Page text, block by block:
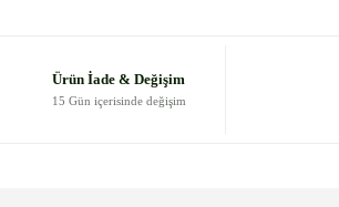
Ürün İade & Değişim
15 Gün içerisinde değişim